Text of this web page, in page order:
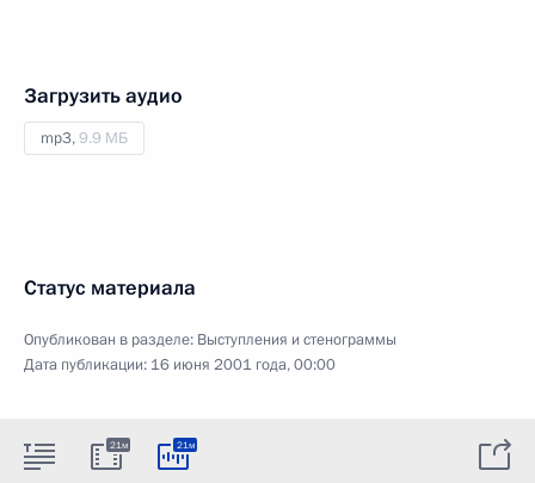
Загрузить аудио
mp3,9.9 МБ
Статус материала
Опубликован в разделе: Выступления и стенограммы
Дата публикации: 16 июня 2001 года, 00:00
21м 21м